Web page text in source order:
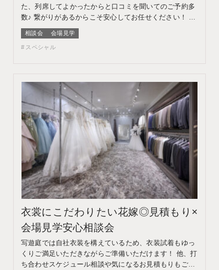
た、列席してよかったからと口コミを聞いてのご予約多
数♪ 繋がりがあるからこそ安心してお任せください！ こ
のフェアに含まれるコンテンツ フェア特典 特典内容
WEBサイトよりフェア予約をしていただき、ご来館いた
だいた方限定でエンゲージメントフォトをプレゼント♪
相談会 会場見学
スペシャル
衣裳にこだわりたい花嫁◎見積もり×
会場見学安心相談会
写遊庭では自社衣装を構えているため、衣装試着もゆっ
くりご満足いただきながらご準備いただけます！ 他、打
ち合わせスケジュール相談や気になるお見積もりもご提